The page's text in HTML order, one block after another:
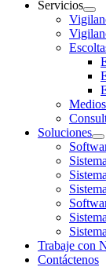
Servicios
Soluciones
Trabaje con
Contáctenos